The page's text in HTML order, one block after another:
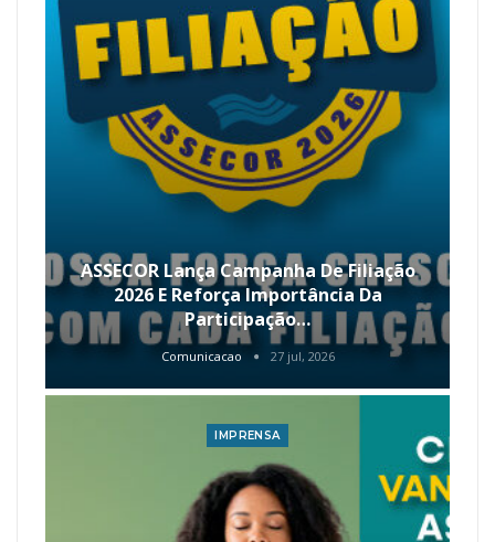
ASSECOR Lança Campanha De Filiação
2026 E Reforça Importância Da
Participação…
Comunicacao 27 jul, 2026
IMPRENSA